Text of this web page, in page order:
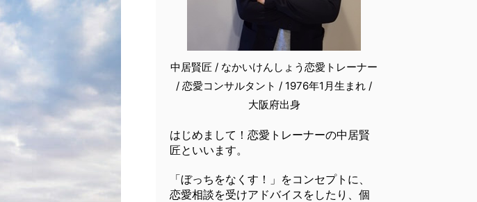
中居賢匠 / なかいけんしょう恋愛トレーナー
/ 恋愛コンサルタント / 1976年1月生まれ /
大阪府出身
はじめまして！恋愛トレーナーの中居賢
匠といいます。
「ぼっちをなくす！」をコンセプトに、
恋愛相談を受けアドバイスをしたり、個